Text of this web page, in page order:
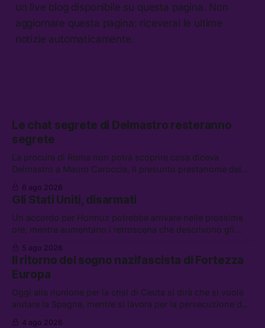
un live blog disponibile su questa pagina. Non
aggiornare questa pagina: riceverai le ultime
notizie automaticamente.
Le chat segrete di Delmastro resteranno
segrete
La procura di Roma non potrà scoprire cosa diceva
Delmastro a Mauro Caroccia, il presunto prestanome del
attacchi in Libano, il governo chiederà 36 miliardi di
flessibilità in armi e energia, e Grokipedia è già stata
abbandonata
6 ago 2026
Gli Stati Uniti, disarmati
Un accordo per Hormuz potrebbe arrivare nelle prossime
ore, mentre aumentano i retroscena che descrivono gli
chi aspetta i dispersi di Ceuta, il boom dei carburanti
diluiti, e quanti attivisti anti data center sono stati arrestati
5 ago 2026
Il ritorno del sogno nazifascista di Fortezza
Europa
Oggi alla riunione per la crisi di Ceuta si dirà che si vuole
aiutare la Spagna, mentre si lavora per la persecuzione dei
4 ago 2026